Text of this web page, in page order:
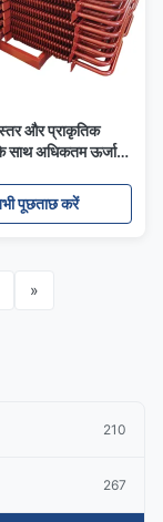
और प्राकृतिक
साथ अधिकतम ऊर्जा
इकोनॉमिज़र
पूछताछ करें
»
210
267